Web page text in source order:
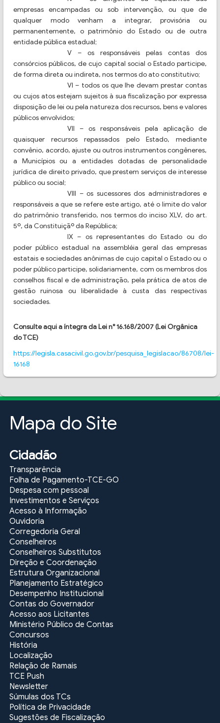
empresas encampadas ou sob intervenção, ou que de
qualquer modo venham a integrar, provisória ou
permanentemente, o patrimônio do Estado ou de outra
entidade pública estadual;
V – os responsáveis pelas contas dos
consórcios públicos, de cujo capital social o Estado participe,
de forma direta ou indireta, nos termos do ato constitutivo;
VI – todos os que lhe devam prestar contas
ou cujos atos estejam sujeitos à sua fiscalização por expressa
disposição de lei ou pela natureza dos recursos, bens e valores
públicos envolvidos;
VII – os responsáveis pela aplicação de
quaisquer recursos repassados pelo Estado, mediante
convênio, acordo, ajuste ou outros instrumentos congêneres,
a Municípios ou a entidades dotadas de personalidade
jurídica de direito privado, que prestem serviços de interesse
público ou social;
VIII – os sucessores dos administradores e
responsáveis a que se refere este artigo, até o limite do valor
do patrimônio transferido, nos termos do inciso XLV, do art.
5º, da Constituiçãº da República;
IX – os representantes do Estado ou do
poder público estadual na assembléia geral das empresas
estatais e sociedades anônimas de cujo capital o Estado ou o
poder público participe, solidariamente, com os membros dos
conselhos fiscal e de administração, pela prática de atos de
gestão ruinosa ou liberalidade à custa das respectivas
sociedades.
Consulte aqui a íntegra da Lei n° 16.168/2007 (Lei Orgânica
do TCE)
https://legisla.casacivil.go.gov.br/pesquisa_legislacao/86708/lei-
16168
Mapa do Site
Cidadão
Transparência
Folha de Pagamento-TCE-GO
Despesa com pessoal
Investimentos e Serviços
Acesso à Informação
Ouvidoria
Corregedoria Geral
Conselheiros
Conselheiros Substitutos
Direção e Coordenação
Estrutura Organizacional
Planejamento Estratégico
Desempenho Institucional
Contas do Governador
Acesso aos Licitantes
Ministério Público de Contas
Concursos
História
Localização
Relação de Ramais
TCE Push
Newsletter
Súmulas dos TCs
Política de Privacidade
Sugestões de Fiscalização